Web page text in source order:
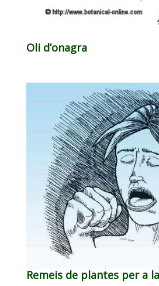
Oli d’onagra
Remeis de plantes per a